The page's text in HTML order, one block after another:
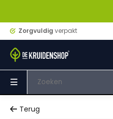
Zorgvuldig verpakt
Terug